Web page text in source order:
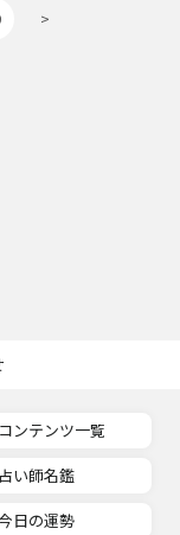
>
ンテンツ一覧
占い師名鑑
日の運勢